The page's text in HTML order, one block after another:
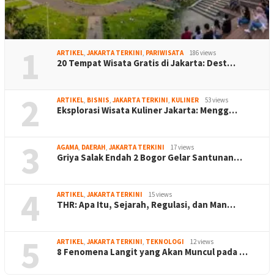
1 ARTIKEL, JAKARTA TERKINI, PARIWISATA 186 views
20 Tempat Wisata Gratis di Jakarta: Dest…
2 ARTIKEL, BISNIS, JAKARTA TERKINI, KULINER 53 views
Eksplorasi Wisata Kuliner Jakarta: Mengg…
3 AGAMA, DAERAH, JAKARTA TERKINI 17 views
Griya Salak Endah 2 Bogor Gelar Santunan…
4 ARTIKEL, JAKARTA TERKINI 15 views
THR: Apa Itu, Sejarah, Regulasi, dan Man…
5 ARTIKEL, JAKARTA TERKINI, TEKNOLOGI 12 views
8 Fenomena Langit yang Akan Muncul pada …